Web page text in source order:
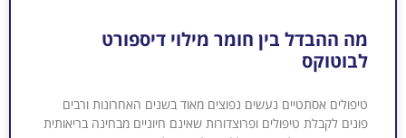
מה ההבדל בין חומר מילוי דיספורט
לבוטוקס
טיפולים אסתטיים נעשים נפוצים מאוד בשנים האחרונות ורבים
פונים לקבלת טיפולים ופרוצדורות שאינם חיוניים מבחינה בריאותית